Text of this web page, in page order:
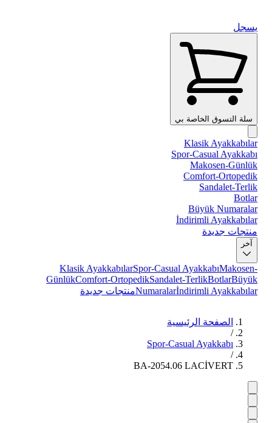
يسجل
سلة التسوق الخاصة بي
Klasik Ayakkabılar
Spor-Casual Ayakkabı
Makosen-Günlük
Comfort-Ortopedik
Sandalet-Terlik
Botlar
Büyük Numaralar
İndirimli Ayakkabılar
منتجات جديدة
آخر
Klasik AyakkabılarSpor-Casual AyakkabıMakosen-
GünlükComfort-OrtopedikSandalet-TerlikBotlarBüyük
Numaralarİndirimli Ayakkabılar منتجات جديدة
الصفحة الرئيسية
/
Spor-Casual Ayakkabı
/
BA-2054.06 LACİVERT